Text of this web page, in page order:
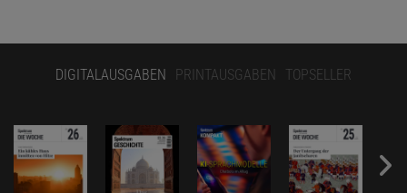
DIGITALAUSGABEN PRINTAUSGABEN TOPSELLER